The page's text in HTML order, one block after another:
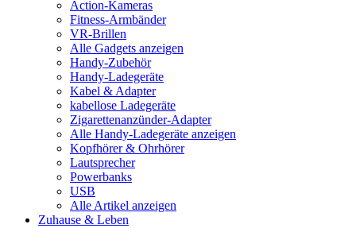
Action-Kameras
Fitness-Armbänder
VR-Brillen
Alle Gadgets anzeigen
Handy-Zubehör
Handy-Ladegeräte
Kabel & Adapter
kabellose Ladegeräte
Zigarettenanzünder-Adapter
Alle Handy-Ladegeräte anzeigen
Kopfhörer & Ohrhörer
Lautsprecher
Powerbanks
USB
Alle Artikel anzeigen
Zuhause & Leben